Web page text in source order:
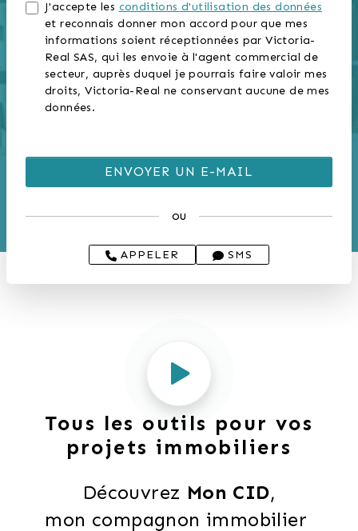
J'accepte les conditions d'utilisation des données
et reconnais donner mon accord pour que mes
informations soient réceptionnées par Victoria-
Real SAS, qui les envoie à l'agent commercial de
secteur, auprès duquel je pourrais faire valoir mes
droits, Victoria-Real ne conservant aucune de mes
données.
ou
APPELER SMS
Tous les outils pour vos
projets immobiliers
Découvrez Mon CID,
mon compagnon immobilier